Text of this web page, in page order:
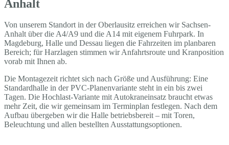
Anhalt
Von unserem Standort in der Oberlausitz erreichen wir Sachsen-
Anhalt über die A4/A9 und die A14 mit eigenem Fuhrpark. In
Magdeburg, Halle und Dessau liegen die Fahrzeiten im planbaren
Bereich; für Harzlagen stimmen wir Anfahrtsroute und Kranposition
vorab mit Ihnen ab.
Die Montagezeit richtet sich nach Größe und Ausführung: Eine
Standardhalle in der PVC-Planenvariante steht in ein bis zwei
Tagen. Die Hochlast-Variante mit Autokraneinsatz braucht etwas
mehr Zeit, die wir gemeinsam im Terminplan festlegen. Nach dem
Aufbau übergeben wir die Halle betriebsbereit – mit Toren,
Beleuchtung und allen bestellten Ausstattungsoptionen.